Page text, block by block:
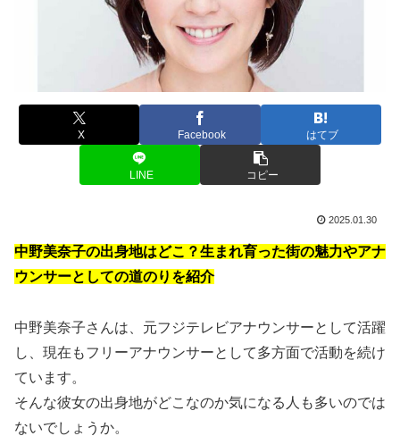
X Facebook はてブ
LINE コピー
2025.01.30
中野美奈子の出身地はどこ？生まれ育った街の魅力やアナ
ウンサーとしての道のりを紹介
中野美奈子さんは、元フジテレビアナウンサーとして活躍
し、現在もフリーアナウンサーとして多方面で活動を続け
ています。
そんな彼女の出身地がどこなのか気になる人も多いのでは
ないでしょうか。